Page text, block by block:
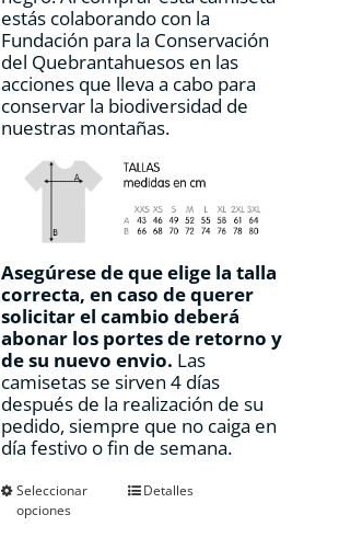
estás colaborando con la
Fundación para la Conservación
del Quebrantahuesos en las
acciones que lleva a cabo para
conservar la biodiversidad de
nuestras montañas.
Asegúrese de que elige la talla
correcta, en caso de querer
solicitar el cambio deberá
abonar los portes de retorno y
de su nuevo envio. Las
camisetas se sirven 4 días
después de la realización de su
pedido, siempre que no caiga en
día festivo o fin de semana.
Seleccionar
opciones
EsteDetalles